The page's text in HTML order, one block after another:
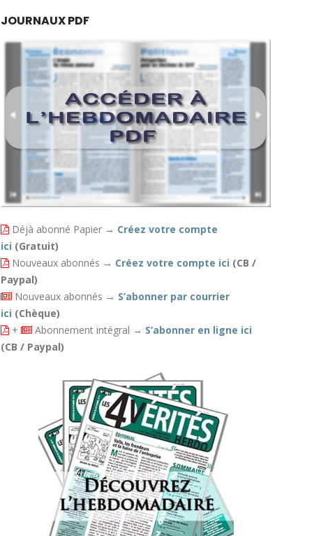
JOURNAUX PDF
Déjà abonné Papier → Créez votre compte
ici (Gratuit)
Nouveaux abonnés → Créez votre compte ici (CB /
Paypal)
Nouveaux abonnés → S’abonner par courrier
ici (Chèque)
+
Abonnement intégral → S’abonner en ligne ici
(CB / Paypal)